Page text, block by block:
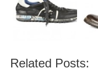
Related Posts: